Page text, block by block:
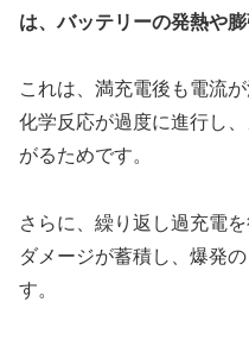
は、バッテリーの発熱や膨
これは、満充電後も電流
化学反応が過度に進行し
がるためです。
さらに、繰り返し過充電
ダメージが蓄積し、爆発
す。